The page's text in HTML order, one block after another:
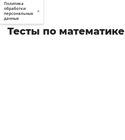
Тесты по математике
Политика
обработки
персональных
данных
×